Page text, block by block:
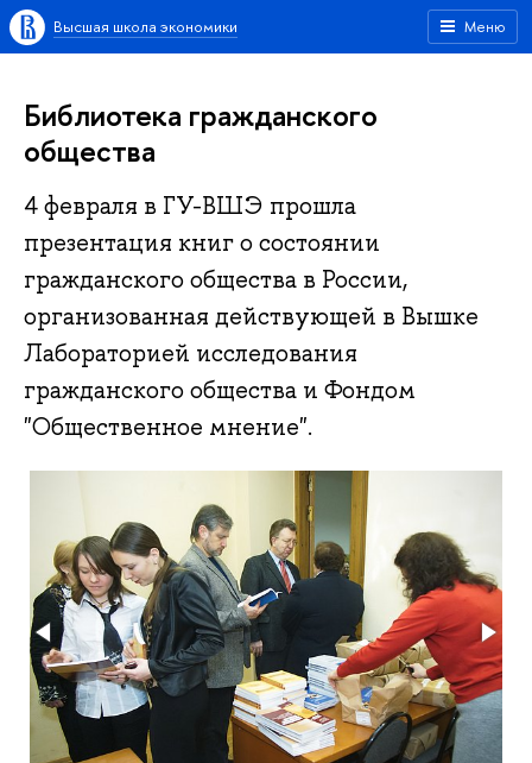
Меню
Высшая школа экономики
Библиотека гражданского
общества
4 февраля в ГУ-ВШЭ прошла
презентация книг о состоянии
гражданского общества в России,
организованная действующей в Вышке
Лабораторией исследования
гражданского общества и Фондом
"Общественное мнение".